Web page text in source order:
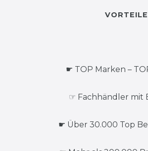
VORTEILE
☛ TOP Marken –
☞ Fachhändler mit
☛ Über 30.000 Top